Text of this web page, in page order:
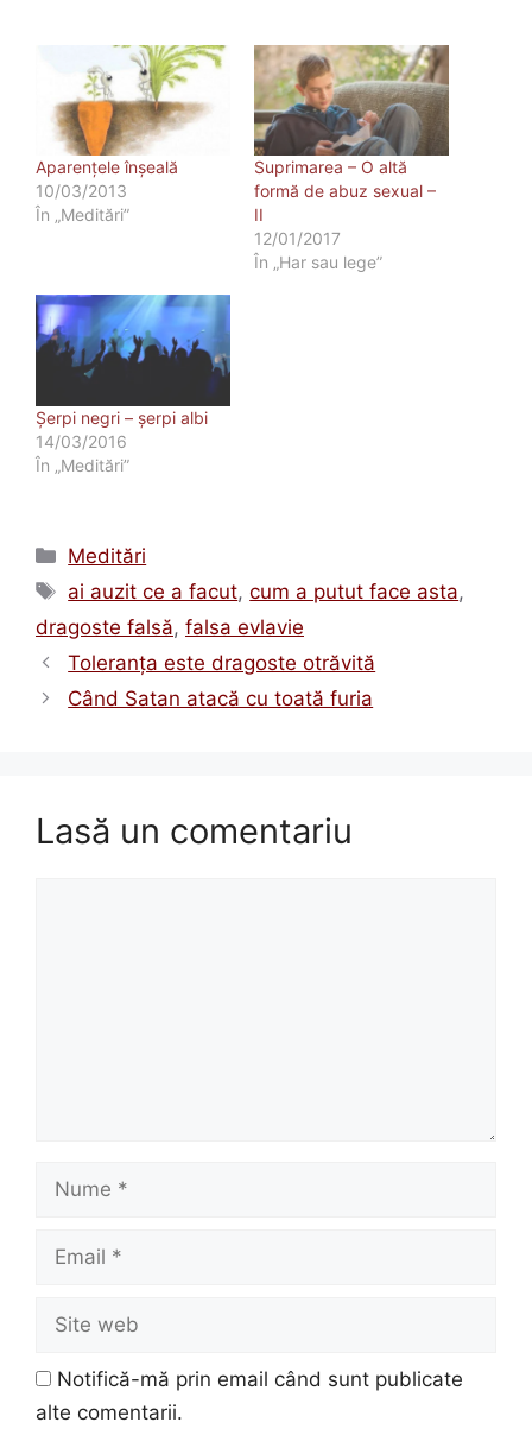
Aparențele înșeală
10/03/2013
În „Meditări”
Suprimarea – O altă
formă de abuz sexual –
II
12/01/2017
În „Har sau lege”
Șerpi negri – șerpi albi
14/03/2016
În „Meditări”
Categorii
Meditări
Etichete
ai auzit ce a facut,cum a putut face asta,
dragoste falsă, falsa evlavie
Toleranţa este dragoste otrăvită
Când Satan atacă cu toată furia
Lasă un comentariu
web
Notifică-mă prin email când sunt publicate
alte comentarii.